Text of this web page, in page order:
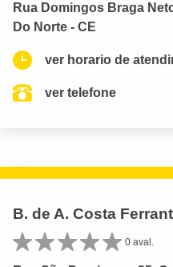
Rua Domingos Braga
Do Norte - CE
ver horario de
ver telefone
B. de A. Costa
0 aval.